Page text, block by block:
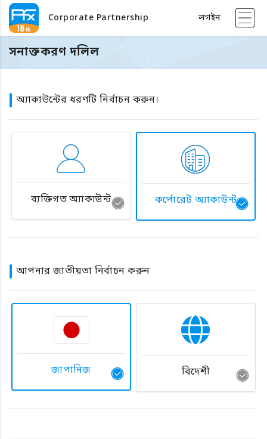
Corporate Partnership লগইন
সনাক্তকরণ দলিল
অ্যাকাউন্টের ধরণটি নির্বাচন করুন।
ব্যক্তিগত অ্যাকাউন্ট কর্পোরেট অ্যাকাউন্ট
আপনার জাতীয়তা নির্বাচন করুন
জাপানিজ বিদেশী